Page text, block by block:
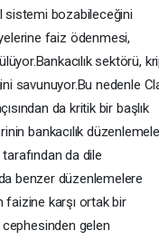
sistemi bozabileceğini
faiz ödenmesi,
sektörü,
savunuyor.Bu nedenle
da kritik bir başlık
bankacılık
da dile
benzer düzenlemelere
faizine karşı ortak bir
cephesinden gelen